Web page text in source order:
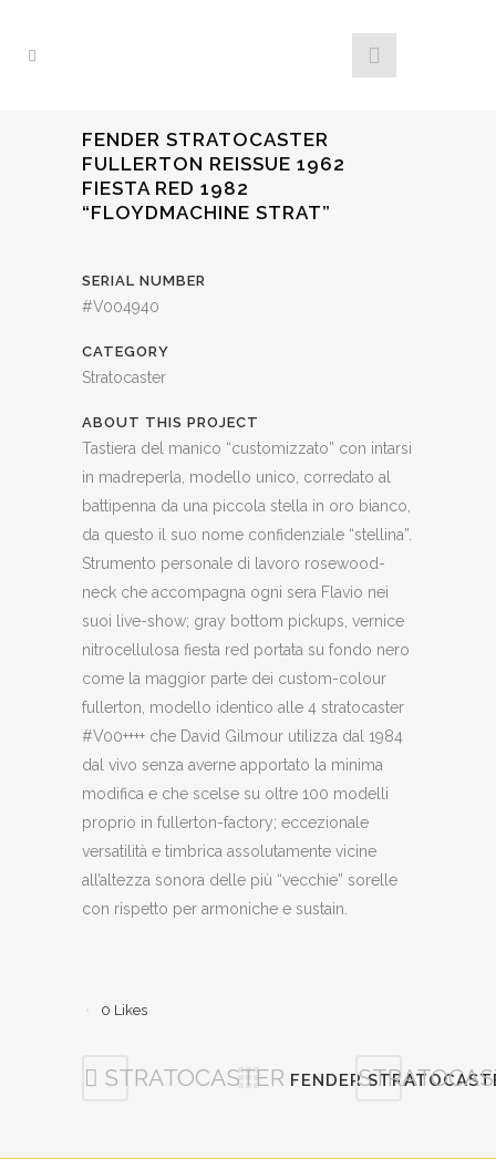
FENDER STRATOCASTER
FULLERTON REISSUE 1962
FIESTA RED 1982
“FLOYDMACHINE STRAT”
SERIAL NUMBER
#V004940
CATEGORY
Stratocaster
ABOUT THIS PROJECT
Tastiera del manico “customizzato” con intarsi
in madreperla, modello unico, corredato al
battipenna da una piccola stella in oro bianco,
da questo il suo nome confidenziale “stellina”.
Strumento personale di lavoro rosewood-
neck che accompagna ogni sera Flavio nei
suoi live-show; gray bottom pickups, vernice
nitrocellulosa fiesta red portata su fondo nero
come la maggior parte dei custom-colour
fullerton, modello identico alle 4 stratocaster
#V00++++ che David Gilmour utilizza dal 1984
dal vivo senza averne apportato la minima
modifica e che scelse su oltre 100 modelli
proprio in fullerton-factory; eccezionale
versatilità e timbrica assolutamente vicine
all’altezza sonora delle più “vecchie” sorelle
con rispetto per armoniche e sustain.
0 Likes
STRATOCASTER FENDER